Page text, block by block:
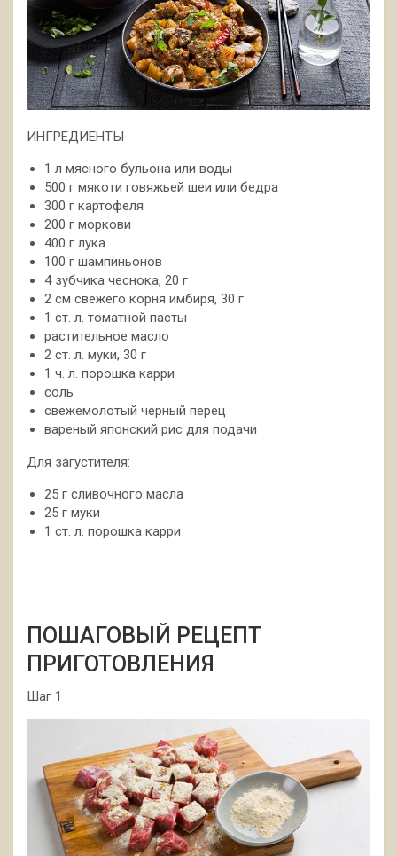
ИНГРЕДИЕНТЫ
1 л мясного бульона или воды
500 г мякоти говяжьей шеи или бедра
300 г картофеля
200 г моркови
400 г лука
100 г шампиньонов
4 зубчика чеснока, 20 г
2 см свежего корня имбиря, 30 г
1 ст. л. томатной пасты
растительное масло
2 ст. л. муки, 30 г
1 ч. л. порошка карри
соль
свежемолотый черный перец
вареный японский рис для подачи
Для загустителя:
25 г сливочного масла
25 г муки
1 ст. л. порошка карри
ПОШАГОВЫЙ РЕЦЕПТ
ПРИГОТОВЛЕНИЯ
Шаг 1